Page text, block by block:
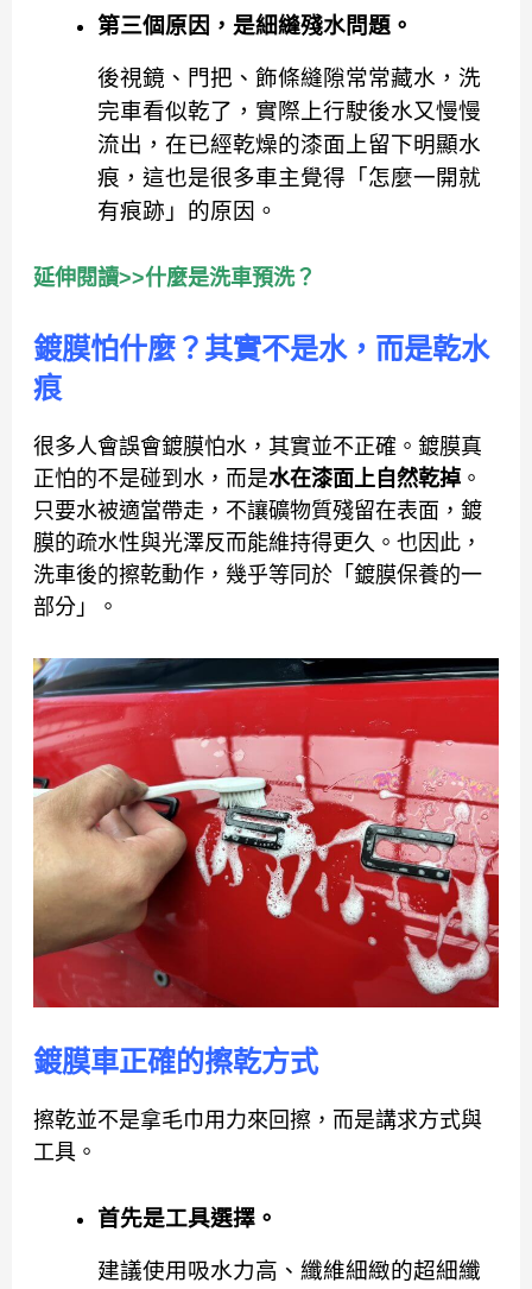
第三個原因，是細縫殘水問題。
後視鏡、門把、飾條縫隙常常藏水，洗
完車看似乾了，實際上行駛後水又慢慢
流出，在已經乾燥的漆面上留下明顯水
痕，這也是很多車主覺得「怎麼一開就
有痕跡」的原因。
延伸閱讀>>什麼是洗車預洗？
鍍膜怕什麼？其實不是水，而是乾水
痕
很多人會誤會鍍膜怕水，其實並不正確。鍍膜真
正怕的不是碰到水，而是水在漆面上自然乾掉。
只要水被適當帶走，不讓礦物質殘留在表面，鍍
膜的疏水性與光澤反而能維持得更久。也因此，
洗車後的擦乾動作，幾乎等同於「鍍膜保養的一
部分」。
鍍膜車正確的擦乾方式
擦乾並不是拿毛巾用力來回擦，而是講求方式與
工具。
首先是工具選擇。
建議使用吸水力高、纖維細緻的超細纖